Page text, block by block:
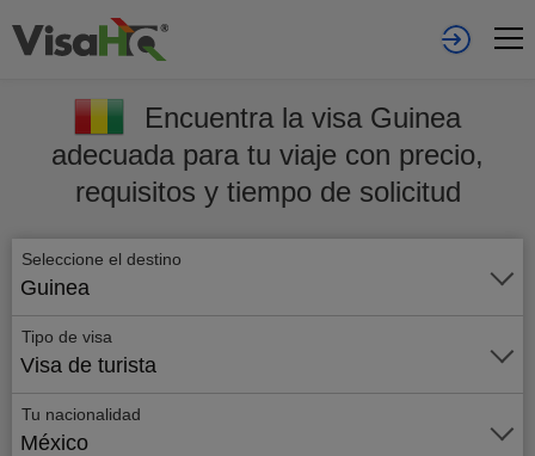
Encuentra la visa Guinea
adecuada para tu viaje con precio,
requisitos y tiempo de solicitud
Seleccione el destino
Guinea
Tipo de visa
Visa de turista
Tu nacionalidad
México